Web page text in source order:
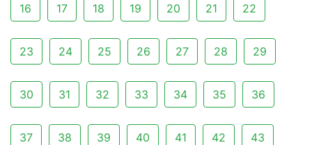
16 17 18 19 20 21 22
23 24 25 26 27 28 29
30 31 32 33 34 35 36
37 38 39 40 41 42 43